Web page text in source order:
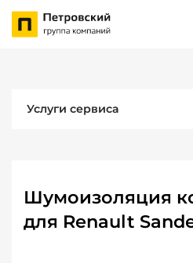
Услуги сервиса
Шумоизоляция
для Renault